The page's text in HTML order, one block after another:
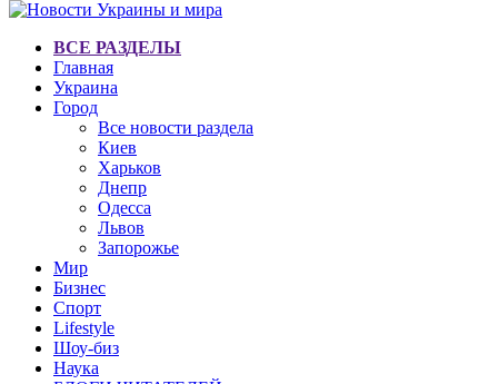
ВСЕ РАЗДЕЛЫ
Главная
Украина
Город
Все новости раздела
Киев
Харьков
Днепр
Одесса
Львов
Запорожье
Мир
Бизнес
Спорт
Lifestyle
Шоу-биз
Наука